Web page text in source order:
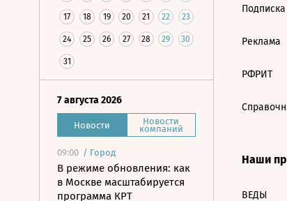
17 18 19 20 21 22 23
24 25 26 27 28 29 30
31
7 августа 2026
Новости Новости
компаний
09:00 / Город
В режиме обновления: как
в Москве масштабируется
программа КРТ
Подписка
Реклама
РФРИТ
Наши
ВЕДЫ